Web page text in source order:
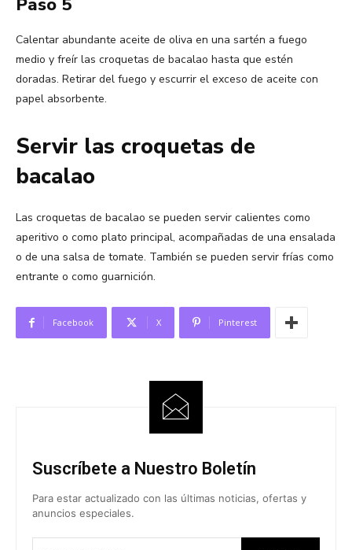
Paso 5
Calentar abundante aceite de oliva en una sartén a fuego
medio y freír las croquetas de bacalao hasta que estén
doradas. Retirar del fuego y escurrir el exceso de aceite con
papel absorbente.
Servir las croquetas de
bacalao
Las croquetas de bacalao se pueden servir calientes como
aperitivo o como plato principal, acompañadas de una ensalada
o de una salsa de tomate. También se pueden servir frías como
entrante o como guarnición.
Facebook X Pinterest
Suscríbete a Nuestro Boletín
Para estar actualizado con las últimas noticias, ofertas y
anuncios especiales.